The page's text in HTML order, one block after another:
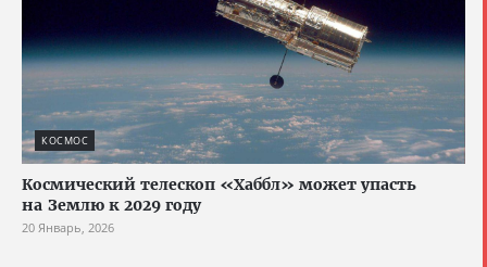
КОСМОС
Космический телескоп «Хаббл» может упасть
на Землю к 2029 году
20 Январь, 2026